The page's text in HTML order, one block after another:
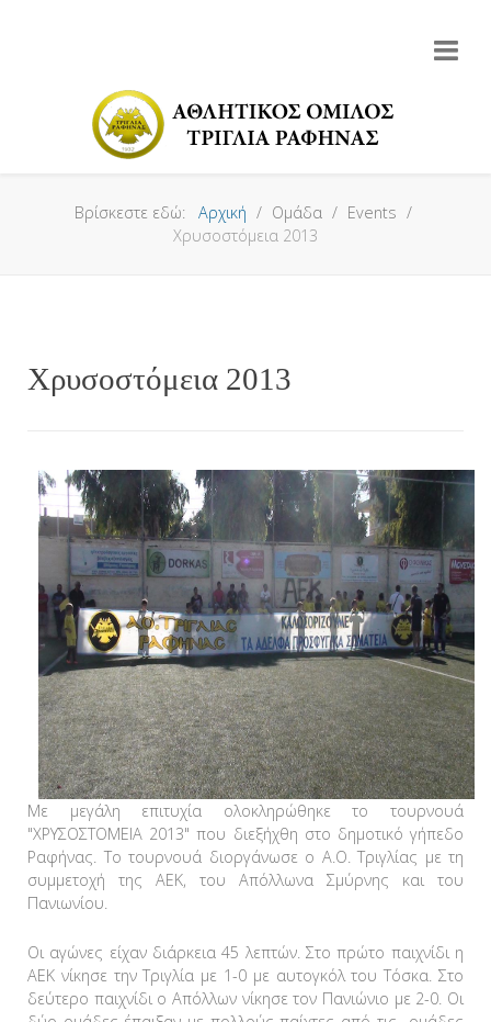
Βρίσκεστε εδώ: Αρχική Ομάδα
Events
Χρυσοστόμεια 2013
Χρυσοστόμεια 2013
Με μεγάλη επιτυχία ολοκληρώθηκε το τουρνουά
"ΧΡΥΣΟΣΤΟΜΕΙΑ 2013" που διεξήχθη στο δημοτικό γήπεδο
Ραφήνας. Το τουρνουά διοργάνωσε ο Α.Ο. Τριγλίας με τη
συμμετοχή της ΑΕΚ, του Απόλλωνα Σμύρνης και του
Πανιωνίου.
Οι αγώνες είχαν διάρκεια 45 λεπτών. Στο πρώτο παιχνίδι η
ΑΕΚ νίκησε την Τριγλία με 1-0 με αυτογκόλ του Τόσκα. Στο
δεύτερο παιχνίδι ο Απόλλων νίκησε τον Πανιώνιο με 2-0. Οι